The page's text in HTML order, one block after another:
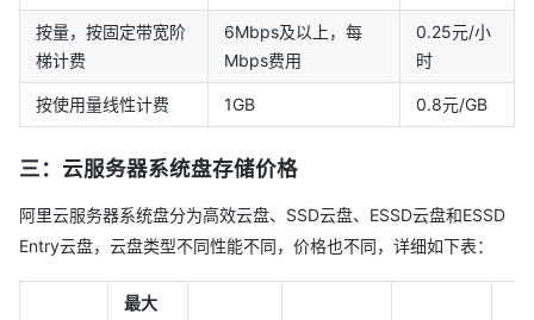
按量，按固定带宽阶
梯计费
6Mbps及以上，每
Mbps费用
0.25元/小
时
按使用量线性计费 1GB 0.8元/GB
三：云服务器系统盘存储价格
阿里云服务器系统盘分为高效云盘、SSD云盘、ESSD云盘和ESSD
Entry云盘，云盘类型不同性能不同，价格也不同，详细如下表：
最大